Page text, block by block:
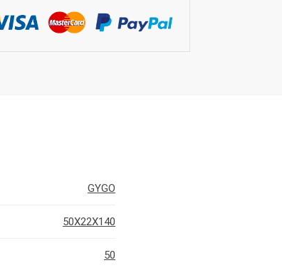
GYGO
50X22X140
50